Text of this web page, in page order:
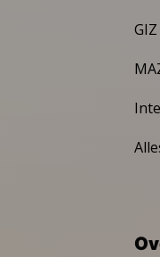
GIZ